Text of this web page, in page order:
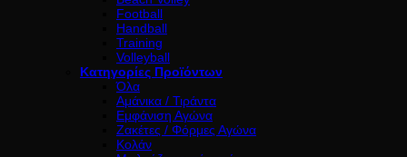
Football
Handball
Training
Volleyball
Κατηγορίες Προϊόντων
Όλα
Αμάνικα / Τιράντα
Εμφάνιση Αγώνα
Ζακέτες / Φόρμες Αγώνα
Κολάν